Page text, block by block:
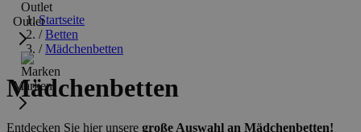
Outlet
Marken
Startseite
/ Betten
/ Mädchenbetten
Mädchenbetten
Entdecken Sie hier unsere große Auswahl an Mädchenbetten!